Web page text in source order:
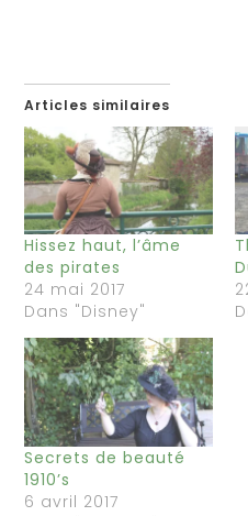
Articles similaires
Hissez haut, l’âme
des pirates
24 mai 2017
Dans "Disney"
Secrets de beauté
1910’s
6 avril 2017